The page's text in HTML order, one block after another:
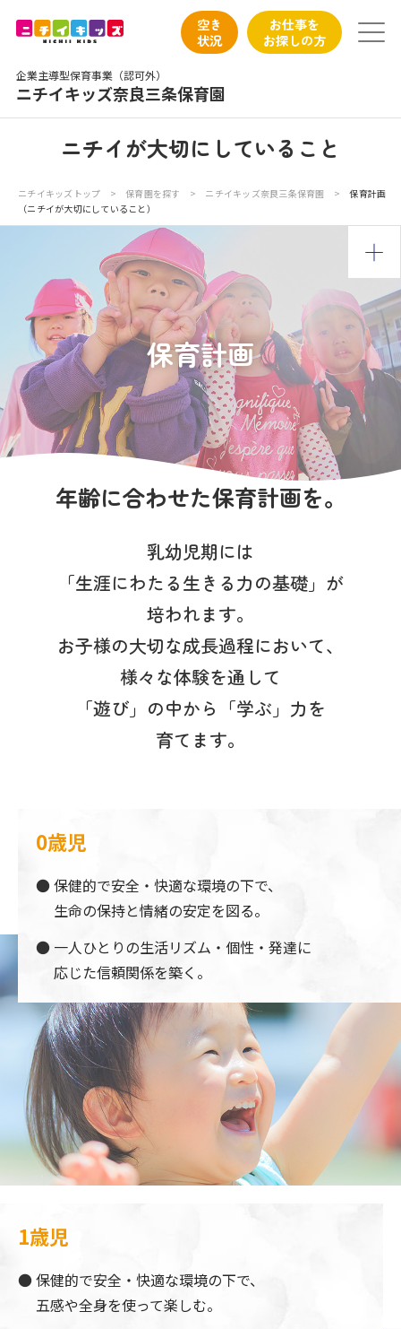
企業主導型保育事業（認可外）
ニチイキッズ奈良三条保育園
空き
状況
お仕事を
お探しの方
ニチイが大切にしていること
お食事
入園の概要
子育てひろばのご紹介
写真販売サービス
お仕事をお探しの方
保育園に関するお問い合わせ
プライバシーポリシー サイトのご利用について
サイトマップ ニチイ学館オフィシャルサイト
ニチイが大切にしていること
ニチイキッズトップ > 保育園を探す > ニチイキッズ奈良三条保育園 >
保育計画
（ニチイが大切にしていること）
保育計画
年齢に合わせた保育計画を。
乳幼児期には
「生涯にわたる生きる力の基礎」が
培われます。
お子様の大切な成長過程において、
様々な体験を通して
「遊び」の中から「学ぶ」力を
育てます。
0歳児
保健的で安全・快適な環境の下で、
生命の保持と情緒の安定を図る。
一人ひとりの生活リズム・個性・発達に
応じた信頼関係を築く。
1歳児
保健的で安全・快適な環境の下で、
五感や全身を使って楽しむ。